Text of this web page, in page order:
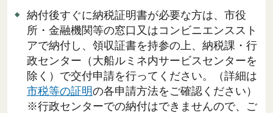
納付後すぐに納税証明書が必要な方は、市役
所・金融機関等の窓口又はコンビニエンススト
アで納付し、領収証書を持参の上、納税課・行
政センター（大船ルミネ内サービスセンターを
除く）で交付申請を行ってください。（詳細は
市税等の証明の各申請方法をご確認ください）
※行政センターでの納付はできませんので、ご